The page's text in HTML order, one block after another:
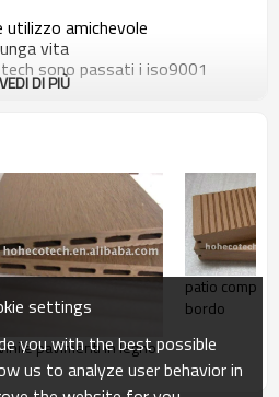
utilizzo amichevole
vita
sono passati i iso9001
può essere rigorosamente
DI PIÙ
pavimenti in legno
patio
bordo
settings
you with the best possible
us to analyze user behavior in